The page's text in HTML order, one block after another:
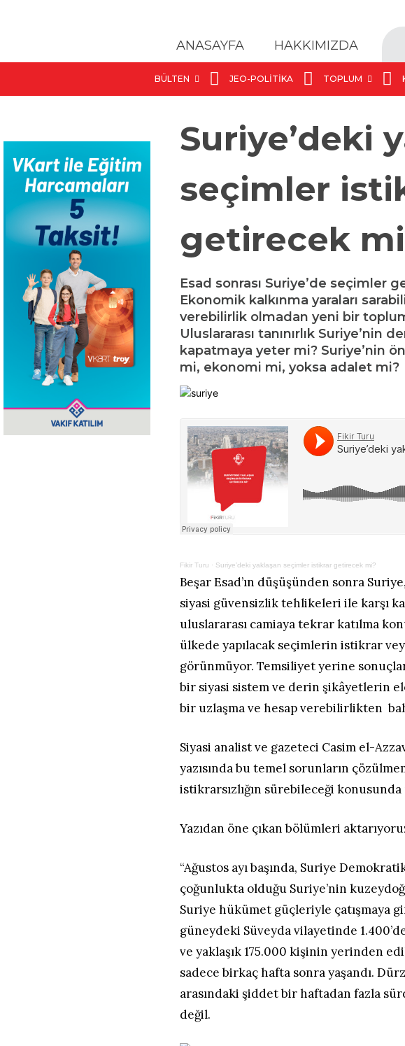
ANASAYFA HAKKIMIZDA
BÜLTEN JEO-POLITIKA TOPLUM
Suriye’deki
seçimler
getirecek
Esad sonrası Suriye’de seçimler
Ekonomik kalkınma yaraları
verebilirlik olmadan yeni bir
Uluslararası tanınırlık Suriye’nin
kapatmaya yeter mi? Suriye’nin
mi, ekonomi mi, yoksa adalet mi?
Fikir Turu · Suriye’deki yaklaşan seçimler istikrar getirecek mi?
Beşar Esad’ın düşüşünden sonra
siyasi güvensizlik tehlikeleri ile karşı
uluslararası camiaya tekrar katılma
ülkede yapılacak seçimlerin istikrar
görünmüyor. Temsiliyet yerine
bir siyasi sistem ve derin şikâyetlerin
bir uzlaşma ve hesap verebilirlikten
Siyasi analist ve gazeteci Casim el-
yazısında bu temel sorunların
istikrarsızlığın sürebileceği
Yazıdan öne çıkan bölümleri
“Ağustos ayı başında, Suriye
çoğunlukta olduğu Suriye’nin
Suriye hükümet güçleriyle çatışmaya
güneydeki Süveyda vilayetinde
ve yaklaşık 175.000 kişinin yerinden
sadece birkaç hafta sonra yaşandı.
arasındaki şiddet bir haftadan fazla
değil.